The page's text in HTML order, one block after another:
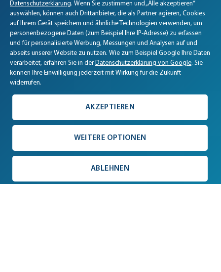
Datenschutzerklärung. Wenn Sie zustimmen und „Alle akzeptieren“
auswählen, können auch Drittanbieter, die als Partner agieren, Cookies
auf Ihrem Gerät speichern und ähnliche Technologien verwenden, um
personenbezogene Daten (zum Beispiel Ihre IP-Adresse) zu erfassen
und für personalisierte Werbung, Messungen und Analysen auf und
abseits unserer Website zu nutzen. Wie zum Beispiel Google Ihre Daten
verarbeitet, erfahren Sie in der Datenschutzerklärung von Google. Sie
können Ihre Einwilligung jederzeit mit Wirkung für die Zukunft
widerrufen.
ABLEHNEN
WEITERE OPTIONEN
AKZEPTIEREN